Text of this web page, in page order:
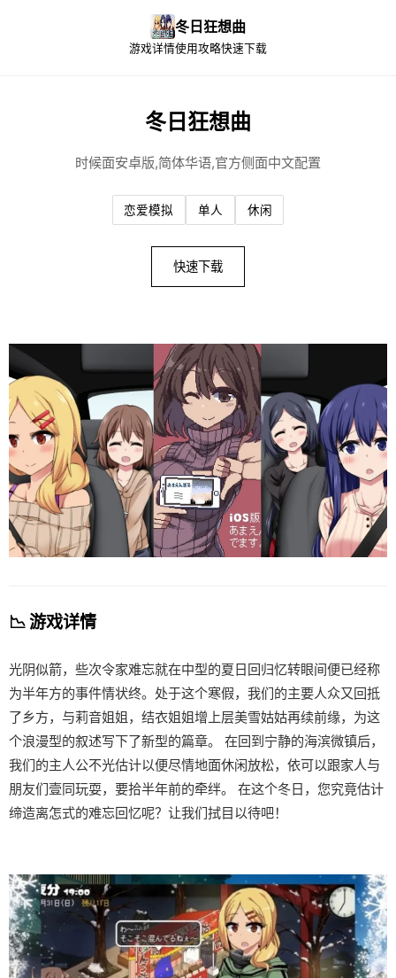
冬日狂想曲
游戏详情使用攻略快速下载
冬日狂想曲
时候面安卓版,简体华语,官方侧面中文配置
恋爱模拟 单人 休闲
快速下载
📉 游戏详情
光阴似箭，些次令家难忘就在中型的夏日回归忆转眼间便已经称
为半年方的事件情状终。处于这个寒假，我们的主要人众又回抵
了乡方，与莉音姐姐，结衣姐姐增上层美雪姑姑再续前缘，为这
个浪漫型的叙述写下了新型的篇章。 在回到宁静的海滨微镇后，
我们的主人公不光估计以便尽情地面休闲放松，依可以跟家人与
朋友们壹同玩耍，要拾半年前的牵绊。 在这个冬日，您究竟估计
缔造离怎式的难忘回忆呢？让我们拭目以待吧！